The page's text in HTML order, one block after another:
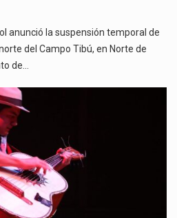
anunció la suspensión temporal de
del Campo Tibú, en Norte de
de…